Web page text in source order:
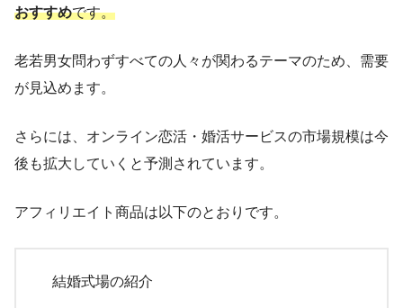
おすすめです。
老若男女問わずすべての人々が関わるテーマのため、需要
が見込めます。
さらには、オンライン恋活・婚活サービスの市場規模は今
後も拡大していくと予測されています。
アフィリエイト商品は以下のとおりです。
結婚式場の紹介